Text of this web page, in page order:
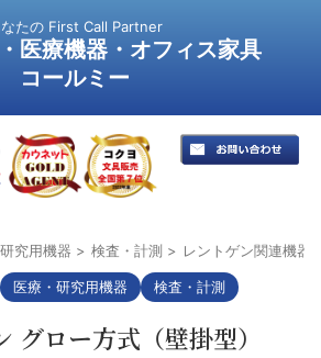
たの First Call Partner
医療機器・オフィス家具
コールミー
究用機器 > 検査・計測 > レントゲン関連機器
医療・研究用機器 検査・計測
グロー方式（壁掛型）